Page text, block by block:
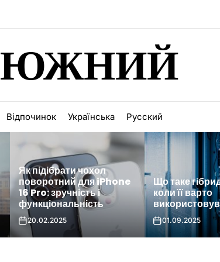
ЮЖНИЙ
Відпочинок Українська Русский
Що таке гібридна СЗД і
коли її варто
використовувати?
01.09.2025
Огляд
обладнання
бетону
03.08.2025